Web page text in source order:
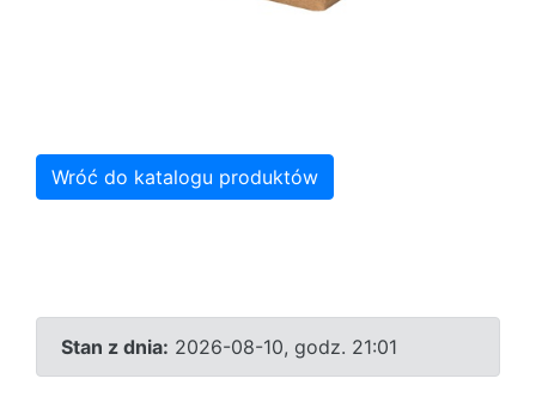
Wróć do katalogu produktów
Stan z dnia: 2026-08-10, godz. 21:01